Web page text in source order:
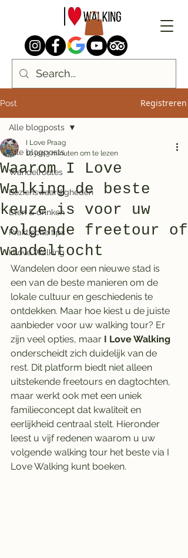
Post Registreren
Alle blogposts
Wandelroutes
Bezienswaardigheden
Eten & drinken
Praktische tips
I Love Walking
Alle blogposts
Waarom I Love
Walking de beste
keuze is voor uw
volgende freetour of
wandeltocht
I Love Praag
10 jun3 minuten om te lezen
Wandelen door een nieuwe stad is
een van de beste manieren om de
lokale cultuur en geschiedenis te
ontdekken. Maar hoe kiest u de juiste
aanbieder voor uw walking tour? Er
zijn veel opties, maar I Love Walking
onderscheidt zich duidelijk van de
rest. Dit platform biedt niet alleen
uitstekende freetours en dagtochten,
maar werkt ook met een uniek
familieconcept dat kwaliteit en
eerlijkheid centraal stelt. Hieronder
leest u vijf redenen waarom u uw
volgende walking tour het beste via I
Love Walking kunt boeken.